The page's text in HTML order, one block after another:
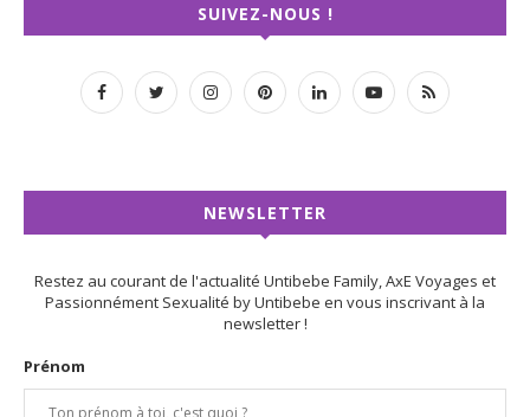
SUIVEZ-NOUS !
NEWSLETTER
Restez au courant de l'actualité Untibebe Family, AxE Voyages et
Passionnément Sexualité by Untibebe en vous inscrivant à la
newsletter !
Prénom